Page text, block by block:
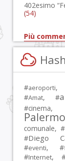
402esimo
(54)
Più
#aeroporti,
#Amat, #
#cinema,
Palermo
comunale, #
#Diego
#eventi, #
#Internet,